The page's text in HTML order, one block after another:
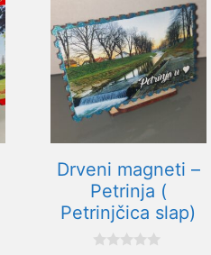
Drveni magneti –
Petrinja (
Petrinjčica slap)